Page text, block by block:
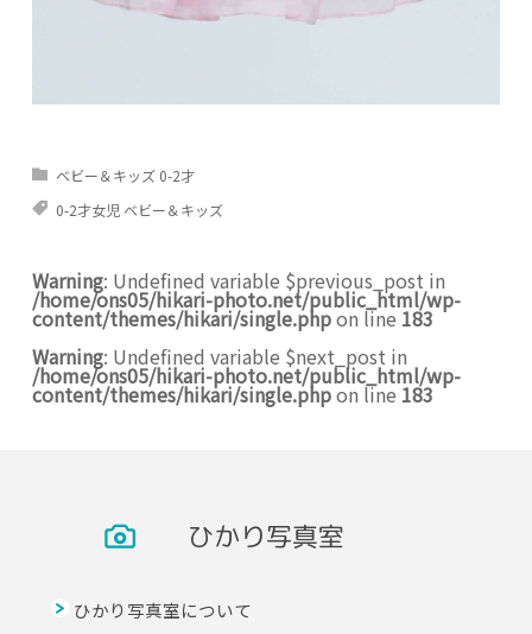
ベビー＆キッズ 0-2才
0-2才女児 ベビー＆キッズ
Warning: Undefined variable $previous_post in
/home/ons05/hikari-photo.net/public_html/wp-
content/themes/hikari/single.phpon line 183
Warning: Undefined variable $next_post in
/home/ons05/hikari-photo.net/public_html/wp-
content/themes/hikari/single.phpon line 183
ひかり写真室
ひかり写真室について